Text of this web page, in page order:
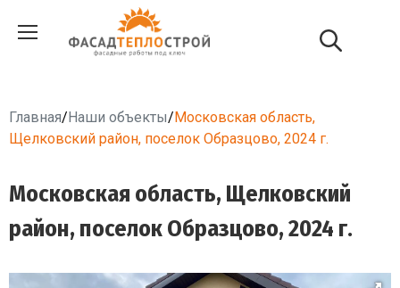
Главная/Наши объекты/Московская область,
Щелковский район, поселок Образцово, 2024 г.
Московская область, Щелковский
район, поселок Образцово, 2024 г.